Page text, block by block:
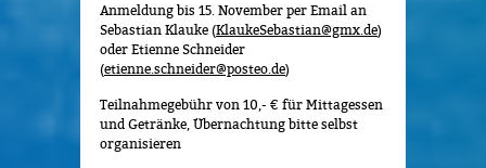
Anmeldung bis 15. November per Email an
Sebastian Klauke (KlaukeSebastian@gmx.de)
oder Etienne Schneider
(etienne.schneider@posteo.de)
Teilnahmegebühr von 10,- € für Mittagessen
und Getränke, Übernachtung bitte selbst
organisieren